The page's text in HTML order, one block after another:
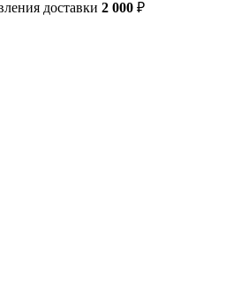
доставки 2 000 ₽